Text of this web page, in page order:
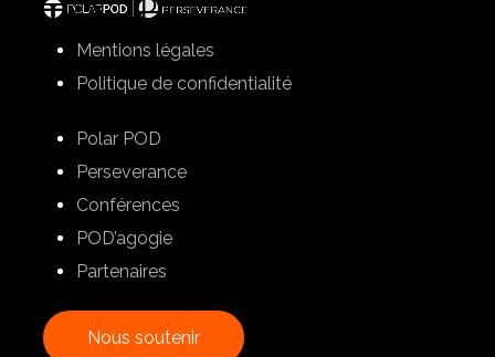
Mentions légales
Politique de confidentialité
Polar POD
Perseverance
Conférences
POD’agogie
Partenaires
Nous soutenir